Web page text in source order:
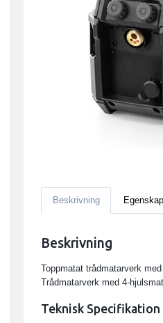
Beskrivning
Beskrivning
Toppmatat trådmatarverk
Trådmatarverk med 4-
Teknisk Specifikation